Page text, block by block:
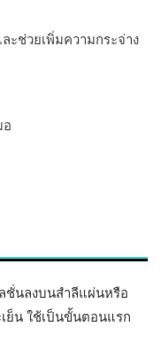
ช่วยเพิ่มความกระจ่าง
อ
ชั่นลงบนสำลีแผ่นหรือ
ย็น ใช้เป็นขั้นตอนแรก